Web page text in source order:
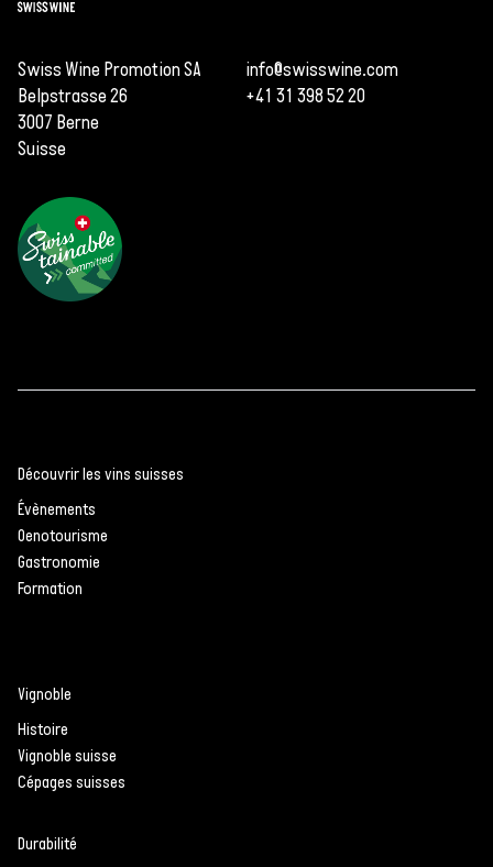
Swiss Wine Promotion SA
Belpstrasse 26
3007 Berne
Suisse
info@swisswine.com
+41 31 398 52 20
Découvrir les vins suisses
Évènements
Oenotourisme
Gastronomie
Formation
Vignoble
Histoire
Vignoble suisse
Cépages suisses
Durabilité